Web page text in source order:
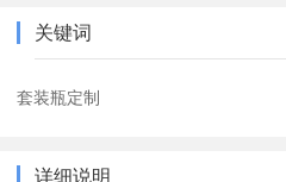
关键词
套装瓶定制
详细说明